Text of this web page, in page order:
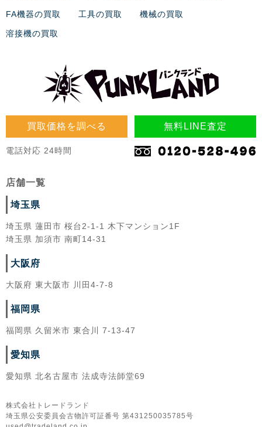
買取価格を調べる 無料LINE査定
電話対応 24時間
店舗一覧
埼玉県
埼玉県 蓮田市 桜台2-1-1 木下マンション1F
埼玉県 加須市 南町14-31
大阪府
大阪府 東大阪市 川田4-7-8
福岡県
福岡県 久留米市 東合川 7-13-47
愛知県
愛知県 北名古屋市 法成寺法師堂69
株式会社トレードランド
埼玉県公安委員会古物許可証番号 第431250035785号
FA機器の買取 工具の買取 機械の買取
溶接機の買取